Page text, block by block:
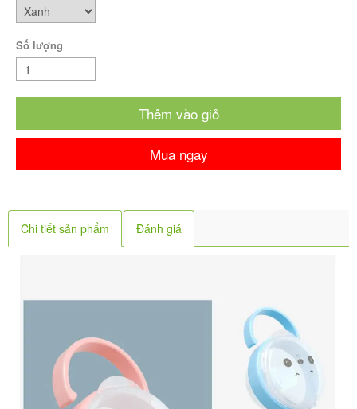
Số lượng
Thêm vào giỏ
Mua ngay
Chi tiết sản phẩm Đánh giá